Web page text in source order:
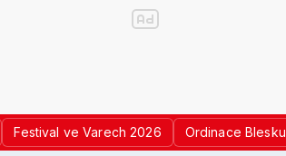
Festival ve Varech 2026 Ordinace Blesku